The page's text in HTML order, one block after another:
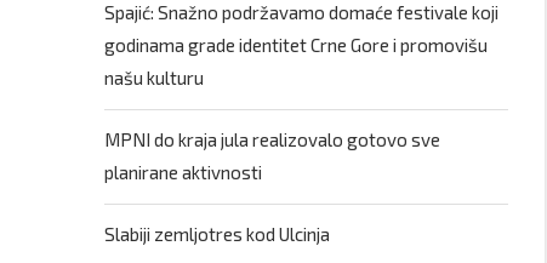
Spajić: Snažno podržavamo domaće festivale koji
godinama grade identitet Crne Gore i promovišu
našu kulturu
MPNI do kraja jula realizovalo gotovo sve
planirane aktivnosti
Slabiji zemljotres kod Ulcinja